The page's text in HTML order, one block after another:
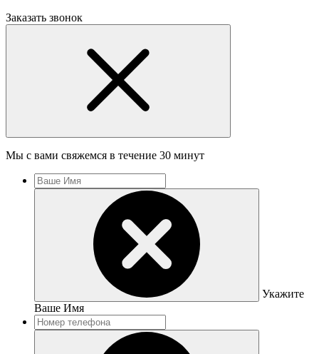
Заказать звонок
Мы с вами свяжемся в течение 30 минут
Укажите
Ваше Имя